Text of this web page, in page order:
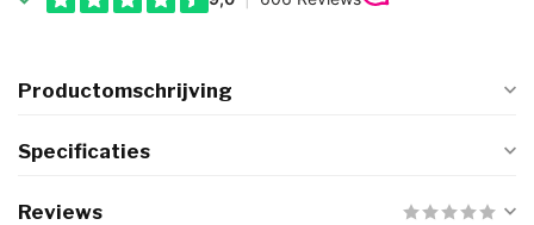
Productomschrijving
Specificaties
Reviews